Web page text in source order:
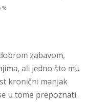
%
zabavom,
ali jedno što mu
kronični manjak
u tome prepoznati.